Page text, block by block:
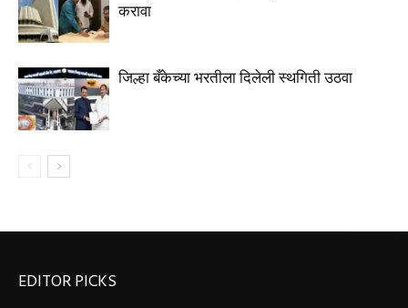
करावा
जिल्हा बँकेच्या भरतीला दिलेली स्थगिती उठवा
EDITOR PICKS